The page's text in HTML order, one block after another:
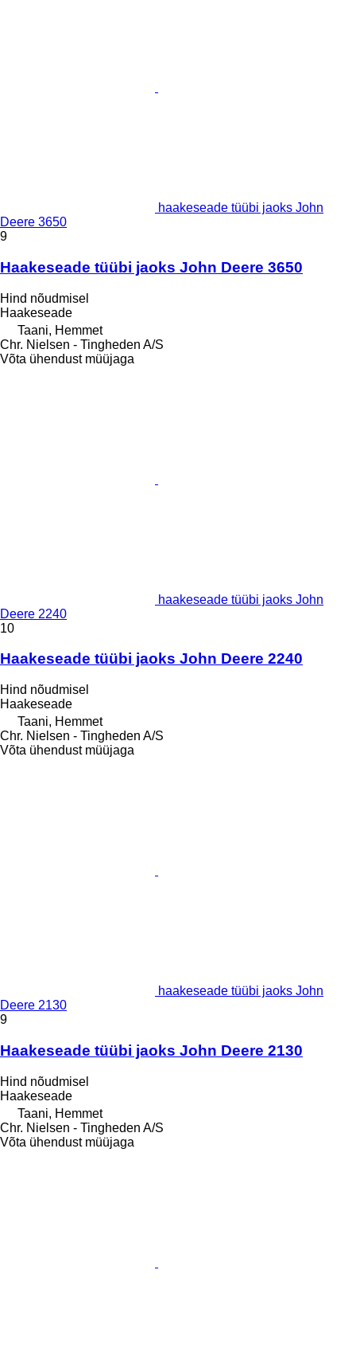
haakeseade tüübi jaoks John
Deere 3650
9
Haakeseade tüübi jaoks John Deere 3650
Hind nõudmisel
Haakeseade
Taani, Hemmet
Chr. Nielsen - Tingheden A/S
Võta ühendust müüjaga
haakeseade tüübi jaoks John
Deere 2240
10
Haakeseade tüübi jaoks John Deere 2240
Hind nõudmisel
Haakeseade
Taani, Hemmet
Chr. Nielsen - Tingheden A/S
Võta ühendust müüjaga
haakeseade tüübi jaoks John
Deere 2130
9
Haakeseade tüübi jaoks John Deere 2130
Hind nõudmisel
Haakeseade
Taani, Hemmet
Chr. Nielsen - Tingheden A/S
Võta ühendust müüjaga